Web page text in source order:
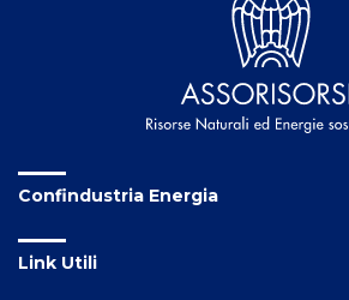
Confindustria Energia
Link Utili